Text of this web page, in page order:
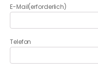
E-Mail(erforderlich)
Telefon